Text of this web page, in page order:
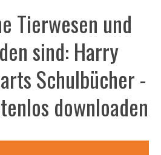
Tierwesen und
sind: Harry
Schulbücher -
downloaden